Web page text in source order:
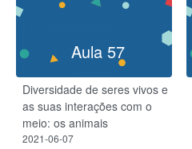
Aula 57
Diversidade de seres vivos e
as suas interações com o
meio: os animais
2021-06-07